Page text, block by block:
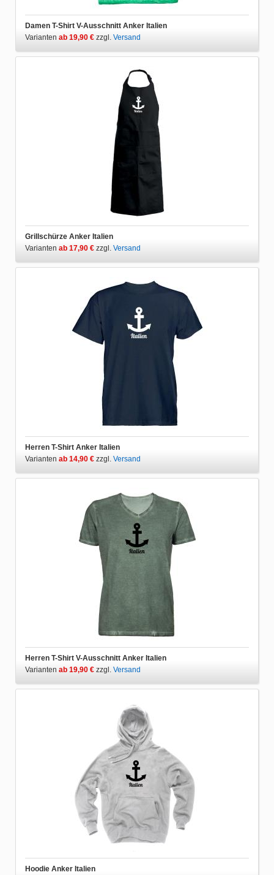
Damen T-Shirt V-Ausschnitt Anker Italien
Varianten ab 19,90 € zzgl. Versand
Grillschürze Anker Italien
Varianten ab 17,90 € zzgl. Versand
Herren T-Shirt Anker Italien
Varianten ab 14,90 € zzgl. Versand
Herren T-Shirt V-Ausschnitt Anker Italien
Varianten ab 19,90 € zzgl. Versand
Hoodie Anker Italien